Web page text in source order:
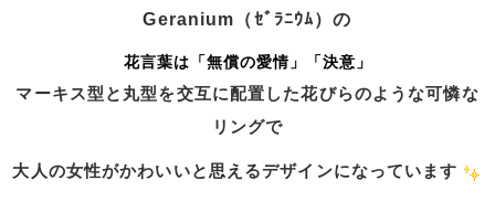
Geranium（ｾﾞﾗﾆｳﾑ）の
花言葉は「無償の愛情」「決意」
マーキス型と丸型を交互に配置した花びらのような可憐な
リングで
大人の女性がかわいいと思えるデザインになっています